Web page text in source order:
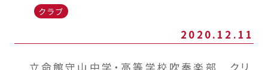
クラブ
2020.12.11
立命館守山中学・高等学校吹奏楽部 クリ